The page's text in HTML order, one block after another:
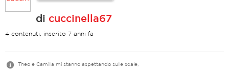
di cuccinella67
4 contenuti, inserito 7 anni fa
Theo e Camilla mi stanno aspettando sulle scale,